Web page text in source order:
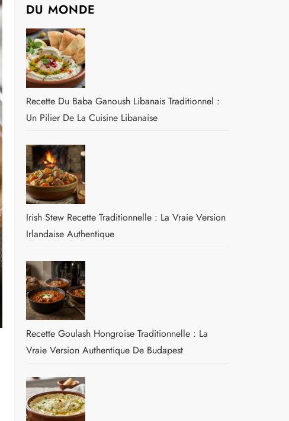
DU MONDE
Recette Du Baba Ganoush Libanais Traditionnel :
Un Pilier De La Cuisine Libanaise
Irish Stew Recette Traditionnelle : La Vraie Version
Irlandaise Authentique
Recette Goulash Hongroise Traditionnelle : La
Vraie Version Authentique De Budapest